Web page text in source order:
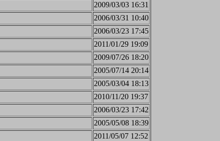
2009/03/03 16:31
2006/03/31 10:40
2006/03/23 17:45
2011/01/29 19:09
2009/07/26 18:20
2005/07/14 20:14
2005/03/04 18:13
2010/11/20 19:37
2006/03/23 17:42
2005/05/08 18:39
2011/05/07 12:52